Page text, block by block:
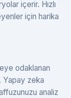
içerir. Hızlı
için harika
odaklanan
Yapay zeka
analiz